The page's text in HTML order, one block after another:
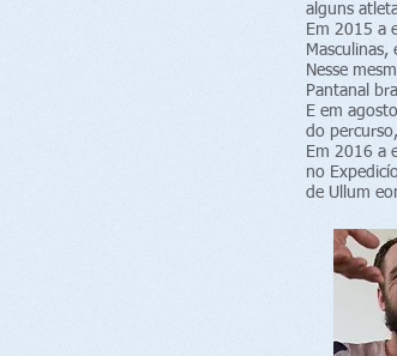
alguns
Em 2015 a
Masculinas,
Nesse
Pantanal
E em
do
Em 2016 a
no
de Ullum